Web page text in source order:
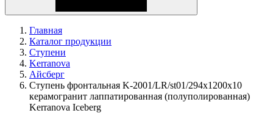
Главная
Каталог продукции
Ступени
Kerranova
Айсберг
Ступень фронтальная K-2001/LR/st01/294х1200x10
керамогранит лаппатированная (полуполированная)
Kerranova Iceberg